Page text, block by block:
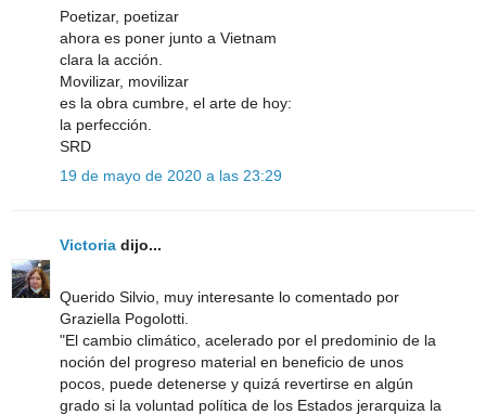
Poetizar, poetizar
ahora es poner junto a Vietnam
clara la acción.
Movilizar, movilizar
es la obra cumbre, el arte de hoy:
la perfección.
SRD
19 de mayo de 2020 a las 23:29
Victoria dijo...
Querido Silvio, muy interesante lo comentado por
Graziella Pogolotti.
"El cambio climático, acelerado por el predominio de la
noción del progreso material en beneficio de unos
pocos, puede detenerse y quizá revertirse en algún
grado si la voluntad política de los Estados jerarquiza la